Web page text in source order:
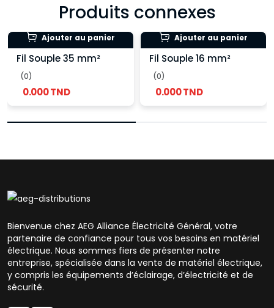
Produits connexes
Ajouter au panier
Fil Souple 35 mm²
(0)
0.000 TND
Ajouter au panier
Fil Souple 16 mm²
(0)
0.000 TND
Bienvenue chez AEG Alliance Électricité Général, votre
partenaire de confiance pour tous vos besoins en matériel
électrique. Nous sommes fiers de présenter notre
entreprise, spécialisée dans la vente de matériel électrique,
y compris les équipements d’éclairage, d’électricité et de
sécurité.